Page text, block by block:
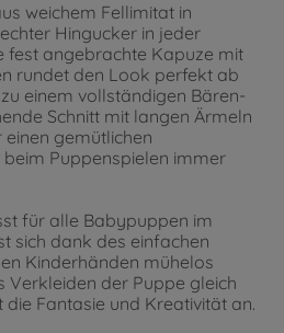
weichem Fellimitat in
Hingucker in jeder
fest angebrachte Kapuze mit
rundet den Look perfekt ab
einem vollständigen Bären-
Schnitt mit langen Ärmeln
gemütlichen
Puppenspielen immer
für alle Babypuppen im
sich dank des einfachen
Kinderhänden mühelos
Verkleiden der Puppe gleich
Fantasie und Kreativität an.